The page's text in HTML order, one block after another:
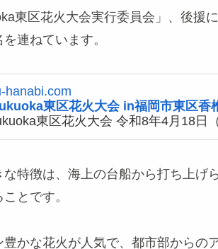
東区花火大会実行委員会」、後援
連ねています。
hanabi.com
東区花火大会 in福岡市東区香
東区花火大会 令和8年4月18日
な特徴は、海上の台船から打ち上げ
とです。
かな花火が人気で、都市部からの